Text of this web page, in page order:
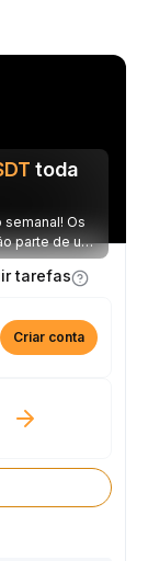
toda
Os
parte de um
tarefas
Criar conta